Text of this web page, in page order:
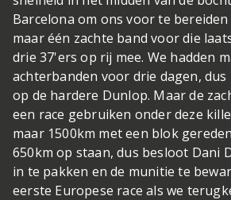
Barcelona om ons voor te
maar één zachte band voor die
drie 37'ers op rij mee. We hadden
achterbanden voor drie dagen,
op de hardere Dunlop. Maar de
een race gebruiken onder deze
maar 1500km met een blok
650km op staan, dus besloot Dani
in te pakken en de munitie te
eerste Europese race als we